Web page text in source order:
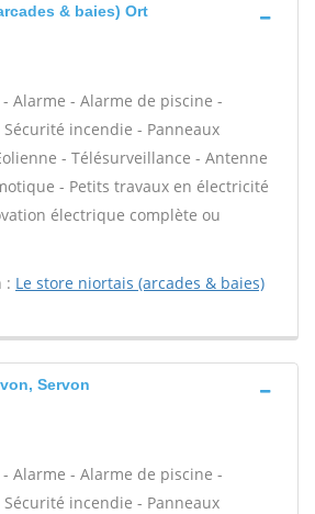
& baies) Ort
Alarme - Alarme de piscine -
incendie - Panneaux
- Télésurveillance - Antenne
- Petits travaux en électricité
électrique complète ou
: Le store niortais (arcades & baies)
Servon
Alarme - Alarme de piscine -
incendie - Panneaux